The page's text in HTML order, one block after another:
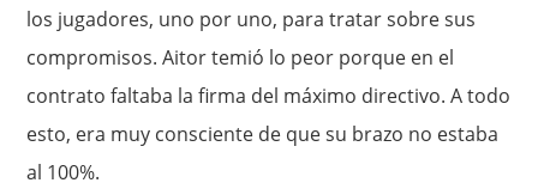
los jugadores, uno por uno, para tratar sobre sus
compromisos. Aitor temió lo peor porque en el
contrato faltaba la firma del máximo directivo. A todo
esto, era muy consciente de que su brazo no estaba
al 100%.